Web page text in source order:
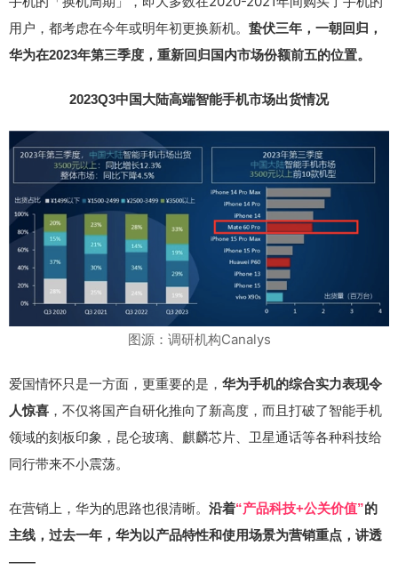
用户，都考虑在今年或明年初更换新机。 蛰伏三年，一朝回归，
华为在2023年第三季度，重新回归国内市场份额前五的位置。
2023Q3中国大陆高端智能手机市场出货情况
图源：调研机构Canalys
爱国情怀只是一方面，更重要的是， 华为手机的综合实力表现令
人惊喜 ，不仅将国产自研化推向了新高度，而且打破了智能手机
领域的刻板印象，昆仑玻璃、麒麟芯片、卫星通话等各种科技给
同行带来不小震荡。
在营销上，华为的思路也很清晰。 沿着“产品科技+公关价值”的
主线，过去一年，华为以产品特性和使用场景为营销重点，讲透
——